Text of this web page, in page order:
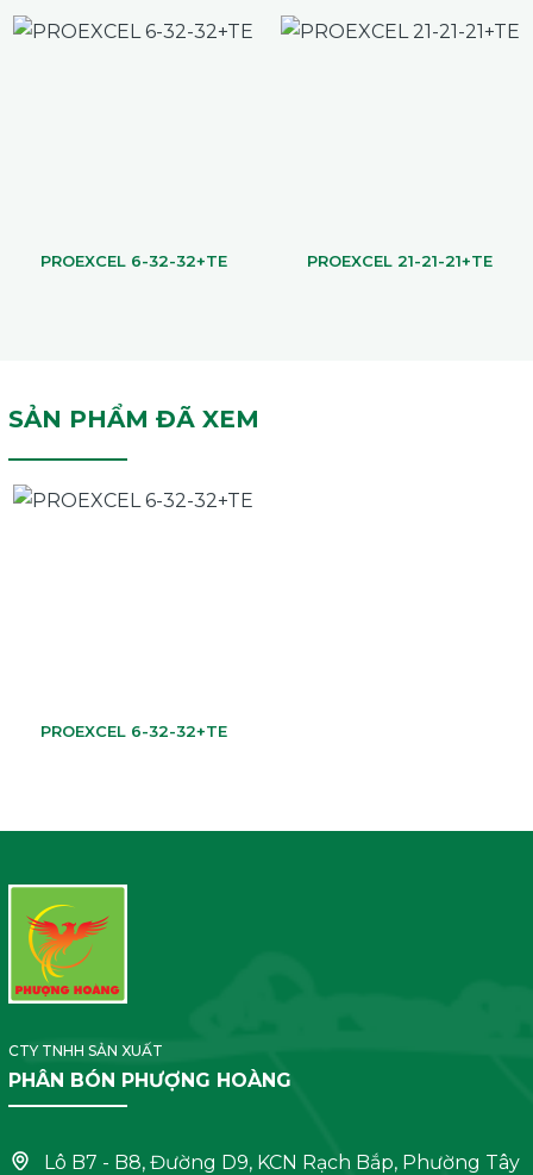
PROEXCEL 6-32-32+TE PROEXCEL 21-21-21+TE
SẢN PHẨM ĐÃ XEM
PROEXCEL 6-32-32+TE
CTY TNHH SẢN XUẤT
PHÂN BÓN PHƯỢNG HOÀNG
Lô B7 - B8, Đường D9, KCN Rạch Bắp, Phường Tây